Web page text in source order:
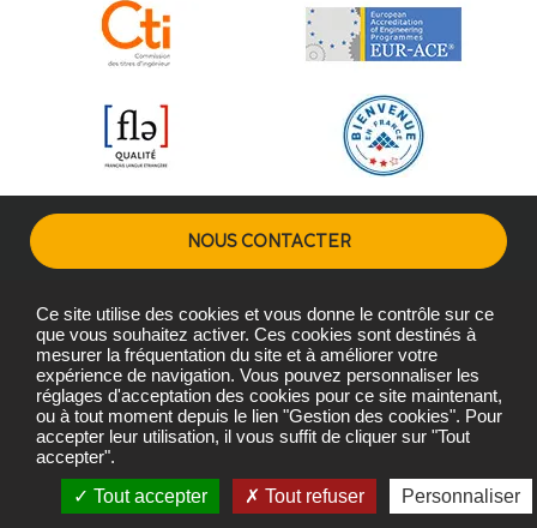
NOUS CONTACTER
Plans d'accès Mentions légales Gestion des cookies
Copyright © L'Institut Agro Montpellier 2026
L'Institut Agro Montpellier, une école de L'Institut Agro - Institut
national d'enseignement supérieur pour l'agriculture,
l'alimentation et l'environnement
Ce site utilise des cookies et vous donne le contrôle sur ce
que vous souhaitez activer. Ces cookies sont destinés à
mesurer la fréquentation du site et à améliorer votre
expérience de navigation. Vous pouvez personnaliser les
réglages d'acceptation des cookies pour ce site maintenant,
ou à tout moment depuis le lien "Gestion des cookies". Pour
accepter leur utilisation, il vous suffit de cliquer sur "Tout
accepter".
Tout accepter
Tout refuser Personnaliser